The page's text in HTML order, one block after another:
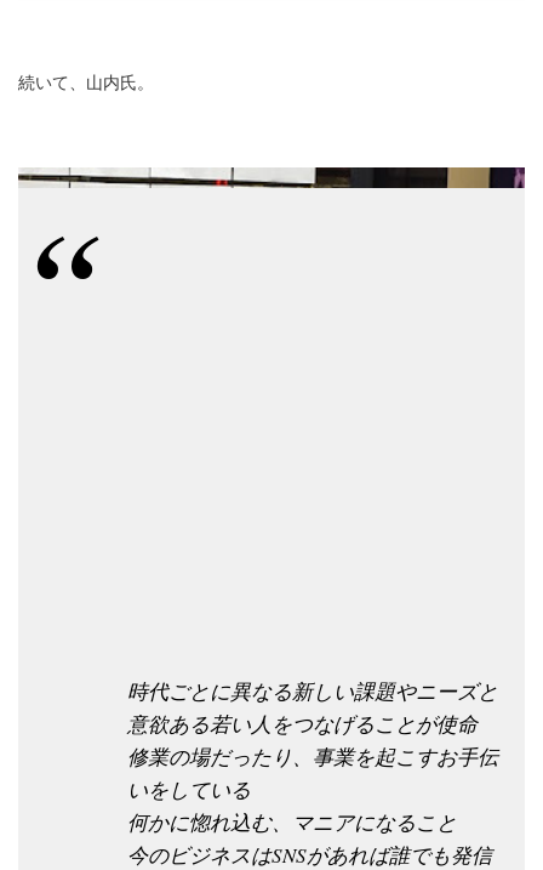
続いて、山内氏。
時代ごとに異なる新しい課題やニーズと
意欲ある若い人をつなげることが使命
修業の場だったり、事業を起こすお手伝
いをしている
何かに惚れ込む、マニアになること
今のビジネスはSNSがあれば誰でも発信